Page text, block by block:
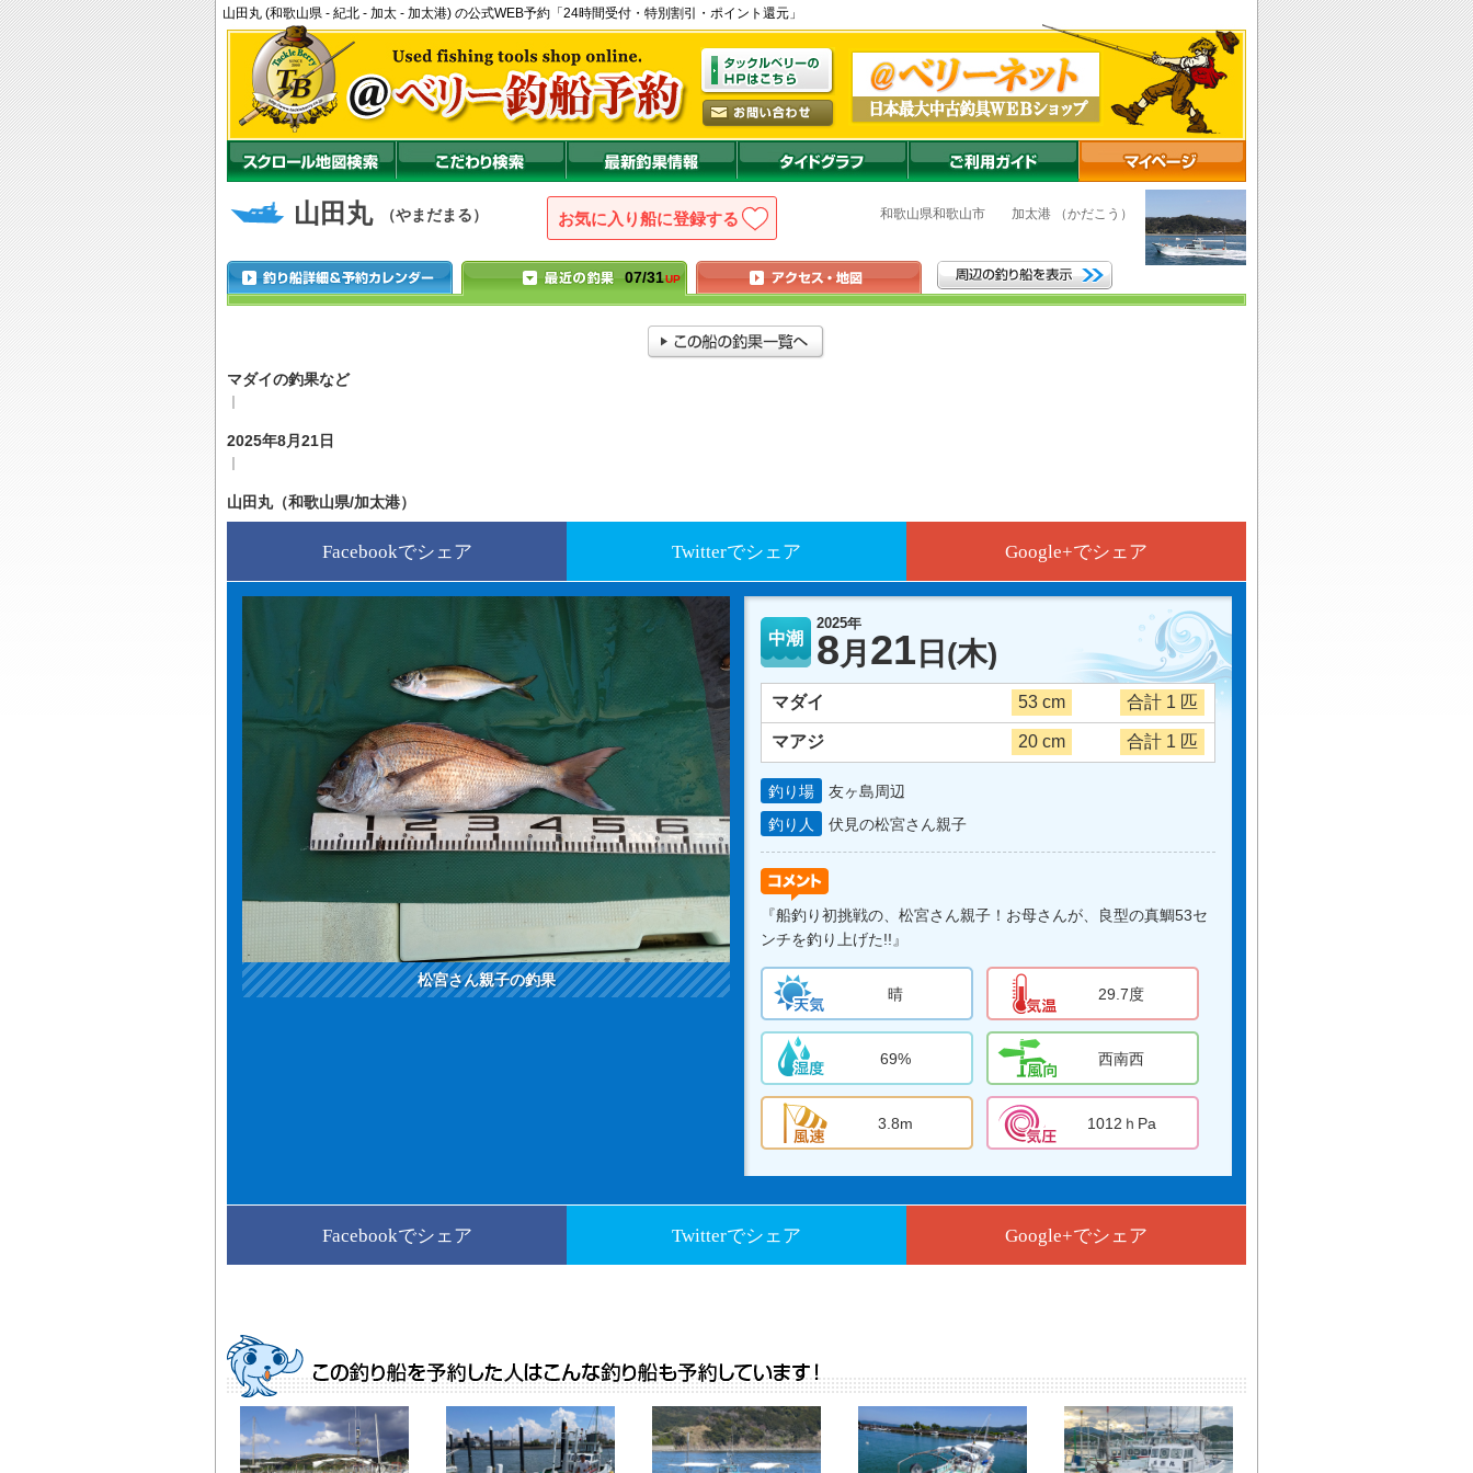
山田丸 (和歌山県 - 紀北 - 加太 - 加太港) の公式WEB予約「24時間受付・特別割引・ポイント還元」
山田丸 （やまだまる） お気に入り船に登録 和歌山県和歌山市 加太港 （かだこう）
07/31UP
マダイの釣果など
2025年8月21日
山田丸（和歌山県/加太港）
Facebookでシェア Twitterでシェア Google+でシェア
中潮
2025年
8月 21 日 (木)
マダイ 53 cm 合計 1 匹
マアジ 20 cm 合計 1 匹
釣り場
友ヶ島周辺
釣り人
伏見の松宮さん親子
『船釣り初挑戦の、松宮さん親子！お母さんが、良型の真鯛53セ
ンチを釣り上げた!!』
晴 29.7度
69% 西南西
3.8m 1012ｈPa
松宮さん親子の釣果
Facebookでシェア Twitterでシェア Google+でシェア